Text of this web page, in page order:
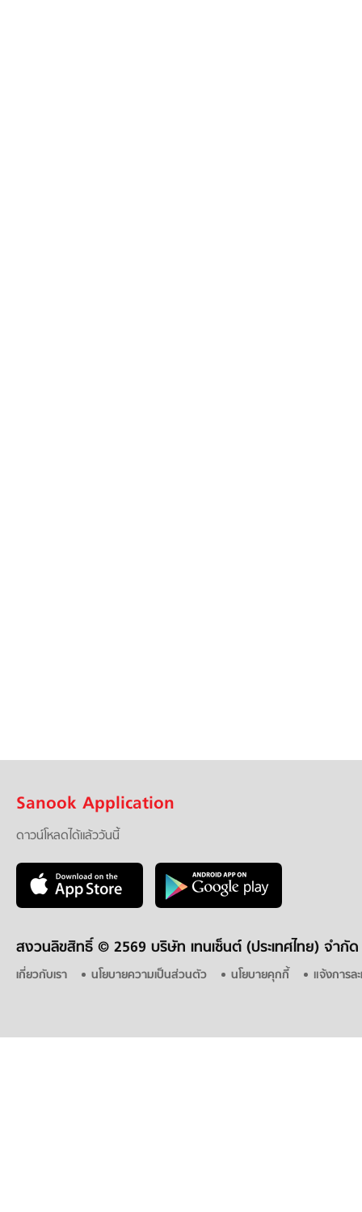
Sanook Application
ดาวน์โหลดได้แล้ววันนี้
สงวนลิขสิทธิ์ © 2569 บริษัท เทนเซ็นต์ (ประเทศไทย) จำกัด
เกี่ยวกับเรา นโยบายความเป็นส่วนตัว นโยบายคุกกี้ แจ้งการล